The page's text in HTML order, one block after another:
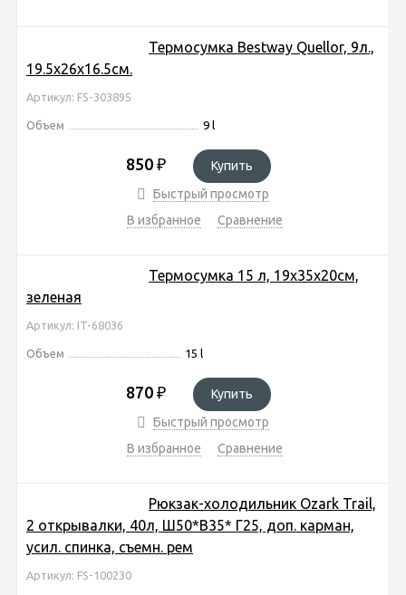
Термосумка Bestway Quellor, 9л.,
19.5х26х16.5см.
Артикул: FS-303895
Объем 9 l
850 ₽
Купить
Быстрый просмотр
В избранное
Сравнение
Термосумка 15 л, 19х35х20см,
зеленая
Артикул: IT-68036
Объем 15 l
870 ₽
Купить
Быстрый просмотр
В избранное
Сравнение
Рюкзак-холодильник Ozark Trail,
2 открывалки, 40л, Ш50*В35* Г25, доп. карман,
усил. спинка, съемн. рем
Артикул: FS-100230